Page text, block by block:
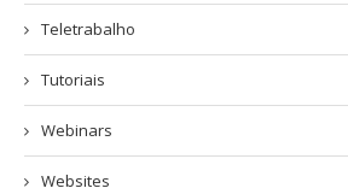
Teletrabalho
Tutoriais
Webinars
Websites